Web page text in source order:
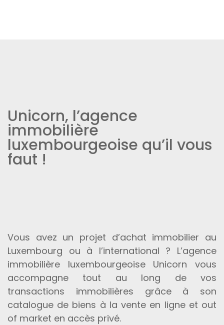
Unicorn, l’agence
immobilière
luxembourgeoise qu’il vous
faut !
Vous avez un projet d’achat immobilier au
Luxembourg ou à l’international ? L’agence
immobilière luxembourgeoise Unicorn vous
accompagne tout au long de vos
transactions immobilières grâce à son
catalogue de biens à la vente en ligne et out
of market en accès privé.